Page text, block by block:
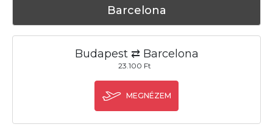
Barcelona
Budapest ⇄ Barcelona
23.100 Ft
MEGNÉZEM